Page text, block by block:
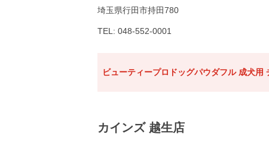
埼玉県行田市持田780
TEL: 048-552-0001
ビューティープロドッグパウダフル 成犬
カインズ 越生店